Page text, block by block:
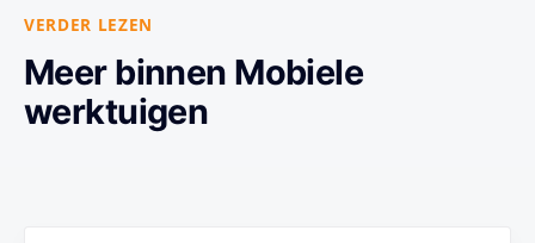
VERDER LEZEN
Meer binnen Mobiele
werktuigen